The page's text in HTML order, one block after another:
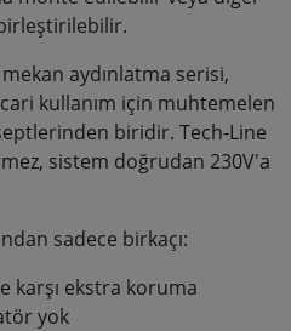
aydınlatma serisi,
kullanım için muhtemelen
biridir. Tech-Line
sistem doğrudan 230V'a
sadece birkaçı:
karşı ekstra koruma
yok